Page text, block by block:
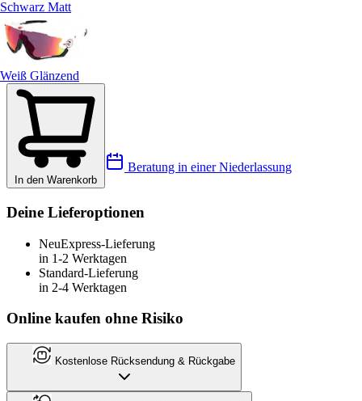
Schwarz Matt
Weiß Glänzend
In den Warenkorb
Beratung in einer Niederlassung
Deine Lieferoptionen
NeuExpress-Lieferung
in 1-2 Werktagen
Standard-Lieferung
in 2-4 Werktagen
Online kaufen ohne Risiko
Kostenlose Rücksendung & Rückgabe